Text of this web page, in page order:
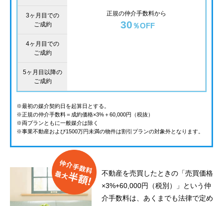
正規の仲介手数料から
30 ％OFF
3ヶ月目での
ご成約
4ヶ月目での
ご成約
5ヶ月目以降の
ご成約
※最初の媒介契約日を起算日とする。
※正規の仲介手数料＝成約価格×3%＋60,000円（税抜）
※両プランともに一般媒介は除く
※事業不動産および1500万円未満の物件は割引プランの対象外となります。
不動産を売買したときの「売買価格
×3%+60,000円（税別）」という仲
介手数料は、あくまでも法律で定め